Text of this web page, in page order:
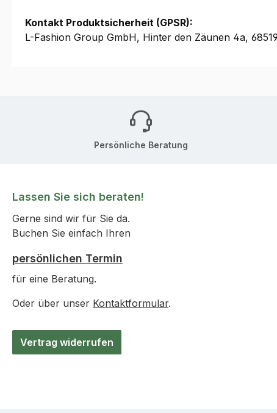
Kontakt Produktsicherheit (GPSR):
L-Fashion Group GmbH, Hinter den Zäunen 4a,
Persönliche Beratung
Lassen Sie sich beraten!
Gerne sind wir für Sie da.
Buchen Sie einfach Ihren
persönlichen Termin
für eine Beratung.
Oder über unser Kontaktformular.
Vertrag widerrufen